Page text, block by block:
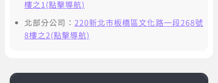
樓之1(點擊導航)
北部分公司： 220新北市板橋區文化路一段268號
8樓之2(點擊導航)